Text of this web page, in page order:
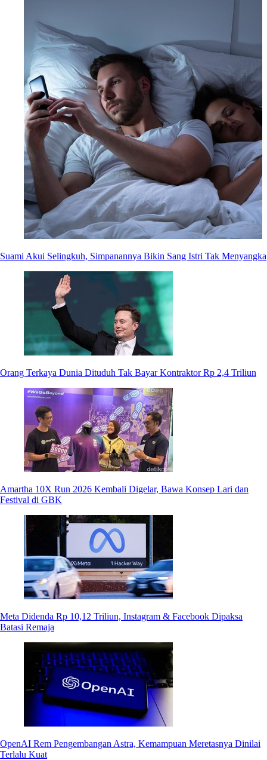
Suami Akui Selingkuh, Simpanannya Bikin Sang Istri Tak Menyangka
Orang Terkaya Dunia Dituduh Tak Bayar Kontraktor Rp 2,4 Triliun
Amartha 10X Run 2026 Kembali Digelar, Bawa Konsep Lari dan
Festival di GBK
Meta Didenda Rp 10,12 Triliun, Instagram & Facebook Dipaksa
Batasi Remaja
OpenAI Rem Pengembangan Astra, Kemampuan Meretasnya Dinilai
Terlalu Kuat